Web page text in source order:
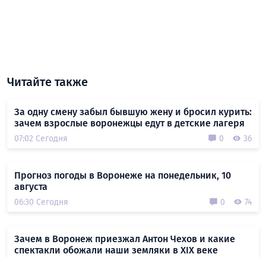
Читайте также
За одну смену забыл бывшую жену и бросил курить:
зачем взрослые воронежцы едут в детские лагеря
07:02 Сегодня 0 36
Прогноз погоды в Воронеже на понедельник, 10
августа
06:30 Сегодня 0 74
Зачем в Воронеж приезжал Антон Чехов и какие
спектакли обожали наши земляки в XIX веке